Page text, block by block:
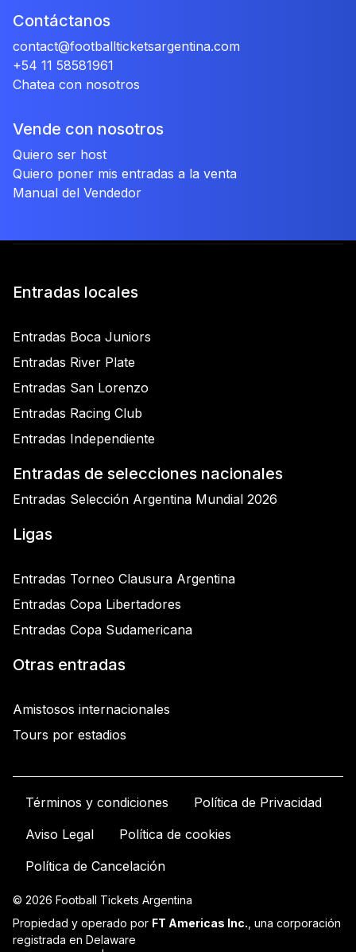
Contáctanos
contact@footballticketsargentina.com
+54 11 58581961
Chatea con nosotros
Vende con nosotros
Quiero ser host
Quiero poner mis entradas a la venta
Manual del Vendedor
Entradas locales
Entradas Boca Juniors
Entradas River Plate
Entradas San Lorenzo
Entradas Racing Club
Entradas Independiente
Entradas de selecciones nacionales
Entradas Selección Argentina Mundial 2026
Ligas
Entradas Torneo Clausura Argentina
Entradas Copa Libertadores
Entradas Copa Sudamericana
Otras entradas
Amistosos internacionales
Tours por estadios
Términos y condiciones
Política de Privacidad
Aviso Legal
Política de cookies
Política de Cancelación
© 2026 Football Tickets Argentina
Propiedad y operado por FT Americas Inc. , una corporación
registrada en Delaware